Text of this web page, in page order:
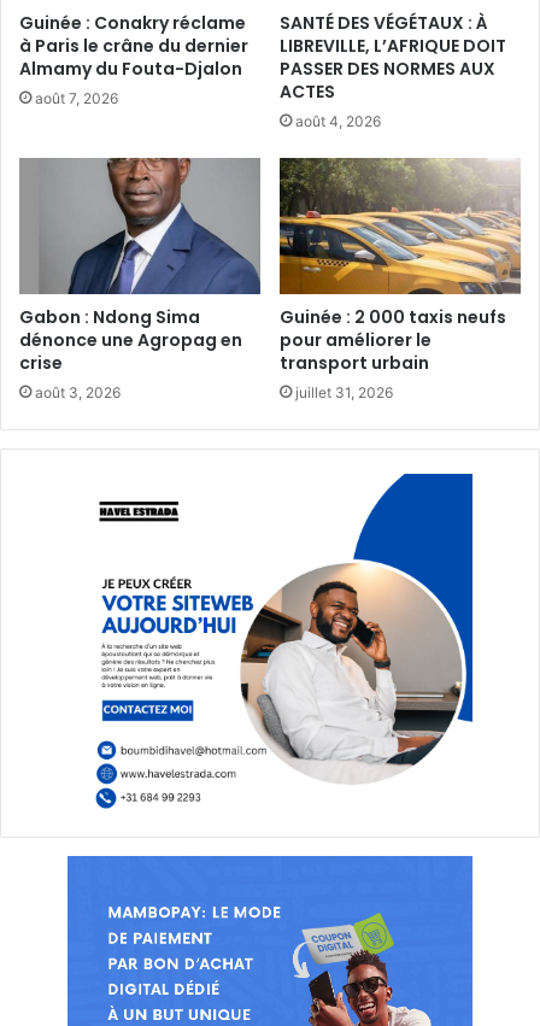
Guinée : Conakry réclame
à Paris le crâne du dernier
Almamy du Fouta-Djalon
août 7, 2026
SANTÉ DES VÉGÉTAUX : À
LIBREVILLE, L’AFRIQUE DOIT
PASSER DES NORMES AUX
ACTES
août 4, 2026
Gabon : Ndong Sima
dénonce une Agropag en
crise
août 3, 2026
Guinée : 2 000 taxis neufs
pour améliorer le
transport urbain‎
juillet 31, 2026